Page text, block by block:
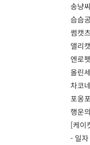
송냥씨
슴슴
썸캣츠
앨리
엔로펫
올린
차코네
포옹
행운
[케이
- 일